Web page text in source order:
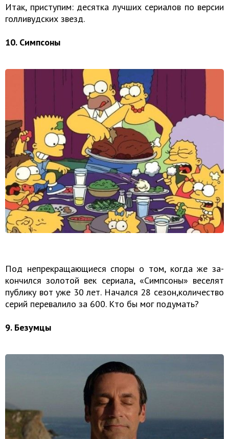
Итак, приступим: десятка лучших сериалов по версии
голливудских звезд.
10. Симпсоны
Под непре­кра­ща­ю­щи­е­ся споры о том, когда же за­
кон­чил­ся зо­ло­той век се­ри­а­ла, «Симп­со­ны» ве­се­лят
пуб­ли­ку вот уже 30 лет. На­чал­ся 28 сезон,количество
серий перевалило за 600. Кто бы мог подумать?
9. Безумцы